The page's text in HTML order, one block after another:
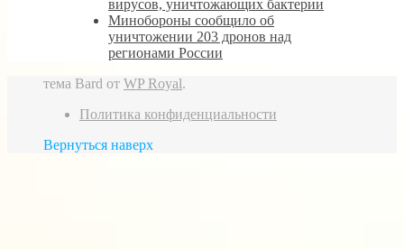
вирусов, уничтожающих бактерии
Минобороны сообщило об
уничтожении 203 дронов над
регионами России
тема Bard от WP Royal.
Политика конфиденциальности
Вернуться наверх